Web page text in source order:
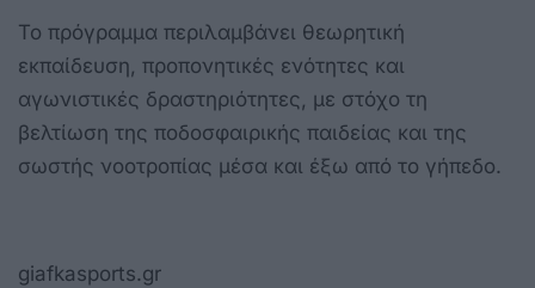
Το πρόγραμμα περιλαμβάνει θεωρητική
εκπαίδευση, προπονητικές ενότητες και
αγωνιστικές δραστηριότητες, με στόχο τη
βελτίωση της ποδοσφαιρικής παιδείας και της
σωστής νοοτροπίας μέσα και έξω από το γήπεδο.
giafkasports.gr